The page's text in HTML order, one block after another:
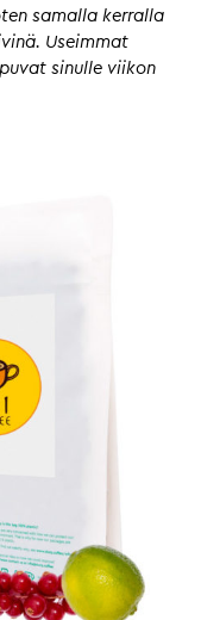
samalla kerralla
Useimmat
sinulle viikon